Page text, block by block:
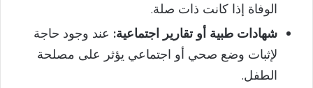
الوفاة إذا كانت ذات صلة.
شهادات طبية أو تقارير اجتماعية: عند وجود حاجة
لإثبات وضع صحي أو اجتماعي يؤثر على مصلحة
الطفل.